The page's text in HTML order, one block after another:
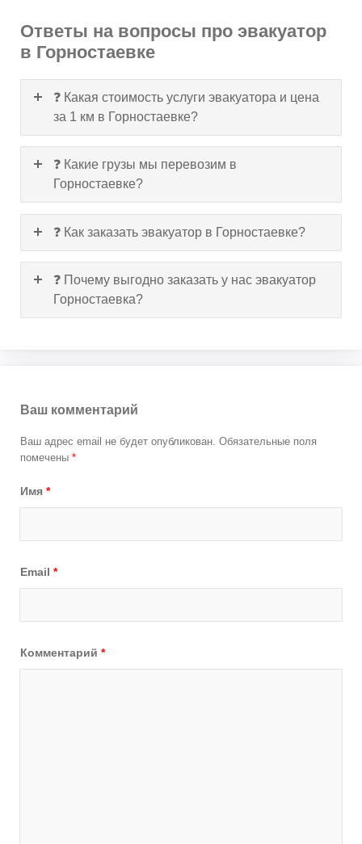
Ответы на вопросы про эвакуатор
в Горностаевке
❓ Какая стоимость услуги эвакуатора и цена
за 1 км в Горностаевке?
❓ Какие грузы мы перевозим в
Горностаевке?
❓ Как заказать эвакуатор в Горностаевке?
❓ Почему выгодно заказать у нас эвакуатор
Горностаевка?
Ваш комментарий
Ваш адрес email не будет опубликован. Обязательные поля
помечены *
Имя *
Email *
Комментарий *